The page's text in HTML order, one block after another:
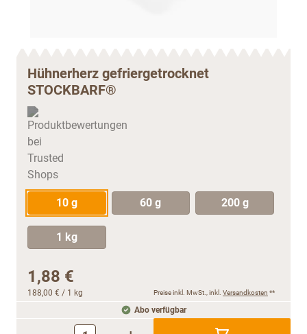
Hühnerherz gefriergetrocknet
STOCKBARF®
10 g 60 g 200 g
1 kg
1,88 €
188,00 € / 1 kg Preise inkl. MwSt., inkl. Versandkosten **
Abo verfügbar